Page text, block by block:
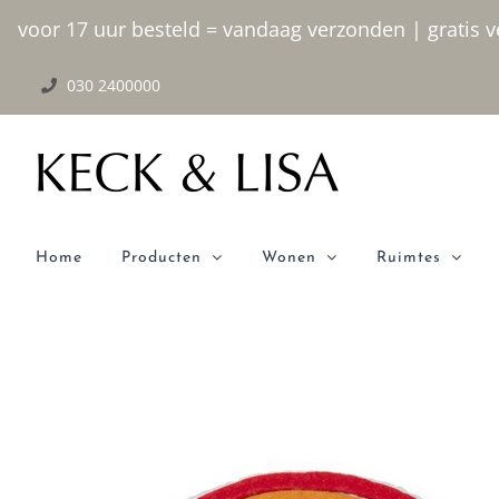
voor 17 uur besteld = vandaag verzonden |
inhoud
030 2400000
Home Producten Wonen Ruimtes